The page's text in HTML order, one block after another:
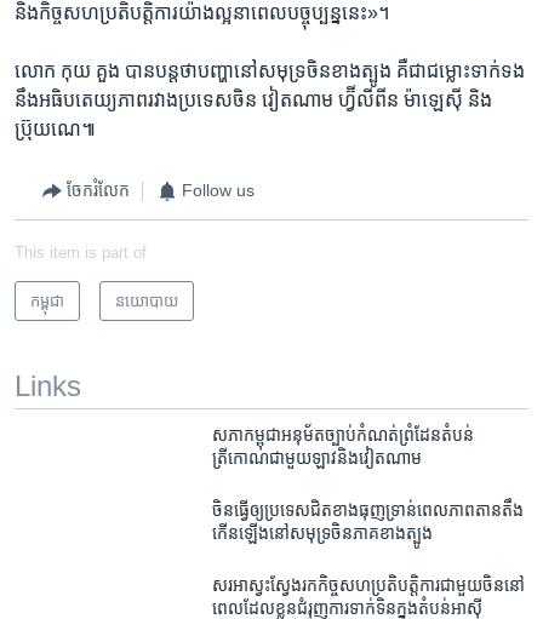
និង​កិច្ចសហ​ប្រតិបត្តិការ​យ៉ាងល្អ​នាពេល​បច្ចុប្បន្ន​នេះ»។
លោក ​កុយ គួង ​បាន​បន្ត​ថា​បញ្ហា​នៅ​សមុទ្រ​ចិន​ខាងត្បូង​ គឺ​ជា​ជម្លោះ​ទាក់ទង​
នឹង​អធិបតេយ្យភាព​រវាង​ប្រទេស​ចិន ​វៀត​ណាម ​ហ្វ៊ីលី​ពីន​ ម៉ាឡេស៊ី ​និង​
ប្រ៊ុយណេ៕
ចែករំលែក Follow us
This item is part of
កម្ពុជា នយោបាយ
Links
សភា​កម្ពុជា​អនុម័ត​ច្បាប់​កំណត់​ព្រំដែន​តំបន់​
ត្រីកោណ​ជាមួយ​ឡាវ​និង​វៀតណាម
ចិន​ធ្វើ​ឲ្យ​ប្រទេស​ជិតខាងធុញ​ទ្រាន់​ពេល​​ភាព​តាន​តឹង​
កើន​ឡើងនៅ​សមុទ្រ​ចិន​ភាគ​ខាង​ត្បូង
សរអា​ស្វះស្វែងរក​កិច្ចសហ​ប្រតិបត្តិការ​ជាមួយ​ចិន​នៅ​
ពេល​ដែល​ខ្លួន​ជំរុញ​ការ​ទាក់ទិន​ក្នុង​តំបន់​អាស៊ី​